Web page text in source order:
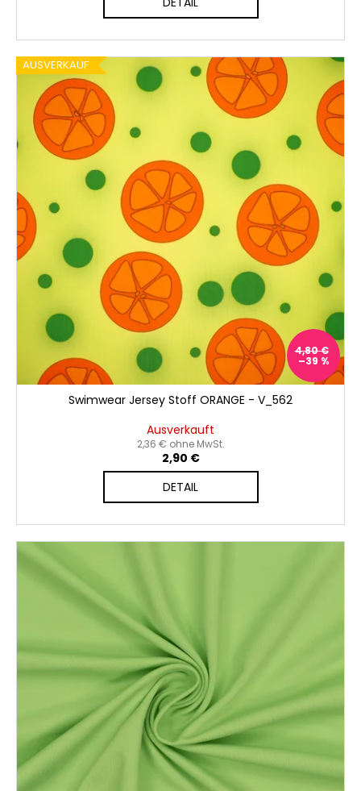
AUSVERKAUF
4,80 €
–39 %
Swimwear Jersey Stoff ORANGE - V_562
Ausverkauft
2,36 € ohne MwSt.
2,90 €
DETAIL